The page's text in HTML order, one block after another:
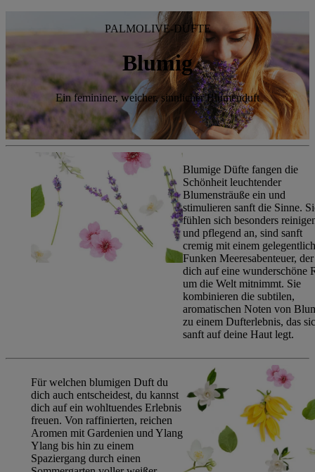
PALMOLIVE-DÜFTE
Blumig
Ein femininer, weicher, sinnlicher Blumenduft
Blumige Düfte fangen die
Schönheit leuchtender
Blumensträuße ein und
stimulieren sanft die Sinne.
fühlen sich besonders
und pflegend an, sind sanft
cremig mit einem
Funken Meeresabenteuer, der
dich auf eine wunderschöne
um die Welt mitnimmt. Sie
kombinieren die subtilen,
aromatischen Noten von
zu einem Dufterlebnis, das
sanft auf deine Haut legt.
Für welchen blumigen Duft du
dich auch entscheidest, du kannst
dich auf ein wohltuendes Erlebnis
freuen. Von raffinierten, reichen
Aromen mit Gardenien und Ylang
Ylang bis hin zu einem
Spaziergang durch einen